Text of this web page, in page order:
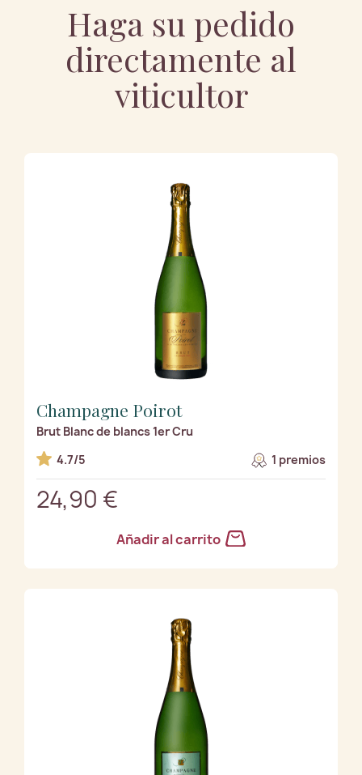
Haga su pedido
directamente al
viticultor
Champagne Poirot
Brut Blanc de blancs 1er Cru
4.7/5
1 premios
24,90 €
Añadir al carrito